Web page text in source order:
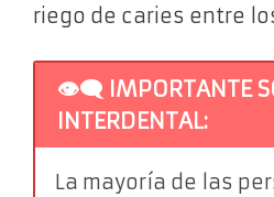
riego de caries entre
👁‍🗨 IMPORTANTE
INTERDENTAL:
La mayoría de las